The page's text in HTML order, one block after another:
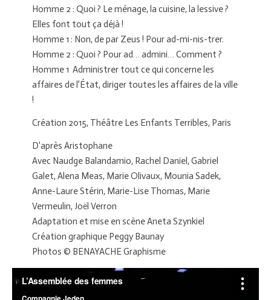
Homme 2 : Quoi ? Le ménage, la cuisine, la lessive ?
Elles font tout ça déjà !
Homme 1 : Non, de par Zeus ! Pour ad-mi-nis-trer.
Homme 2 : Quoi ? Pour ad… admini… Comment ?
Homme 1 Administrer tout ce qui concerne les
affaires de l’État, diriger toutes les affaires de la ville
!
Création 2015, Théâtre Les Enfants Terribles, Paris
D’après Aristophane
Avec Naudge Balandamio, Rachel Daniel, Gabriel
Galet, Alena Meas, Marie Olivaux, Mounia Sadek,
Anne-Laure Stérin, Marie-Lise Thomas, Marie
Vermeulin, Joël Verron
Adaptation et mise en scène Aneta Szynkiel
Création graphique Peggy Baunay
Photos © BENAYACHE Graphisme